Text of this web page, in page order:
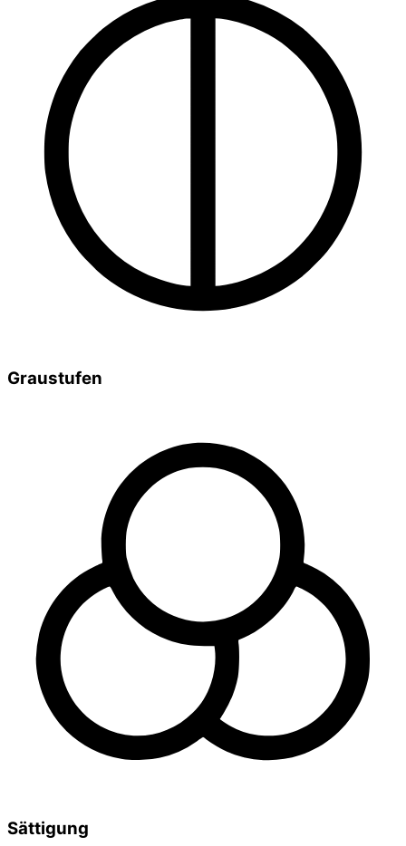
Graustufen
Sättigung